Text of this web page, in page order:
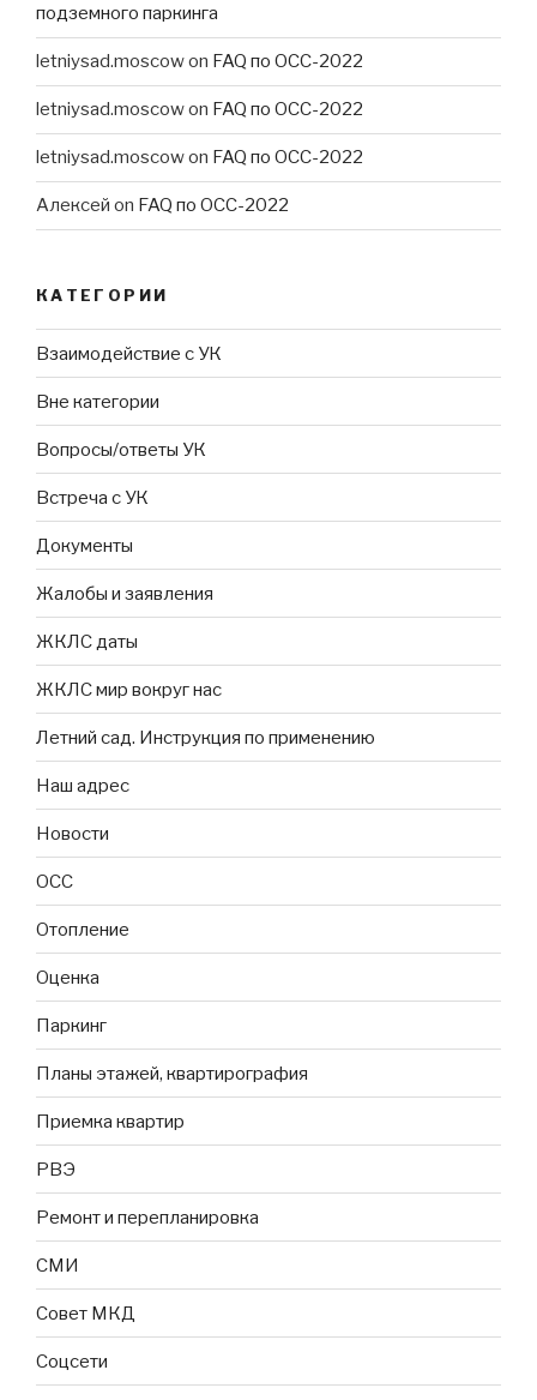
подземного паркинга
letniysad.moscowon FAQ по ОСС-2022
letniysad.moscowon FAQ по ОСС-2022
letniysad.moscowon FAQ по ОСС-2022
Алексей on FAQ по ОСС-2022
КАТЕГОРИИ
Взаимодействие с УК
Вне категории
Вопросы/ответы УК
Встреча с УК
Документы
Жалобы и заявления
ЖКЛС даты
ЖКЛС мир вокруг нас
Летний сад. Инструкция по применению
Наш адрес
Новости
ОСС
Отопление
Оценка
Паркинг
Планы этажей, квартирография
Приемка квартир
РВЭ
Ремонт и перепланировка
СМИ
Совет МКД
Соцсети